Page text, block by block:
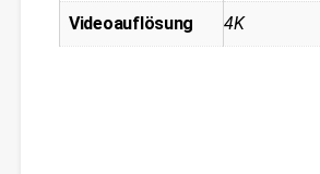
Videoauflösung 4K